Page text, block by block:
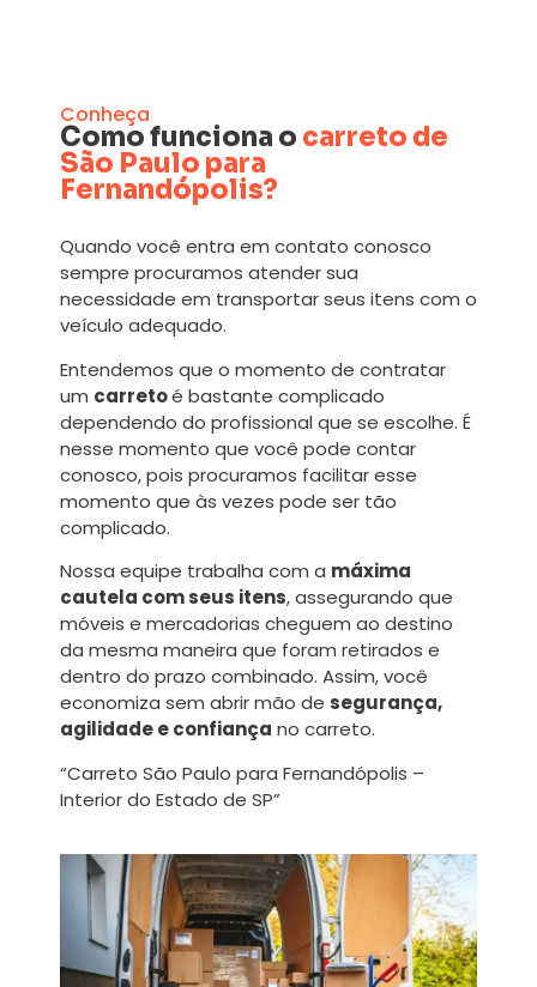
Conheça
Como funciona o carreto de
São Paulo para
Fernandópolis?
Quando você entra em contato conosco
sempre procuramos atender sua
necessidade em transportar seus itens com o
veículo adequado.
Entendemos que o momento de contratar
um carretoé bastante complicado
dependendo do profissional que se escolhe. É
nesse momento que você pode contar
conosco, pois procuramos facilitar esse
momento que às vezes pode ser tão
complicado.
Nossa equipe trabalha com a máxima
cautela com seus itens, assegurando que
móveis e mercadorias cheguem ao destino
da mesma maneira que foram retirados e
dentro do prazo combinado. Assim, você
economiza sem abrir mão de segurança,
agilidade e confiança no carreto.
“Carreto São Paulo para Fernandópolis –
Interior do Estado de SP”